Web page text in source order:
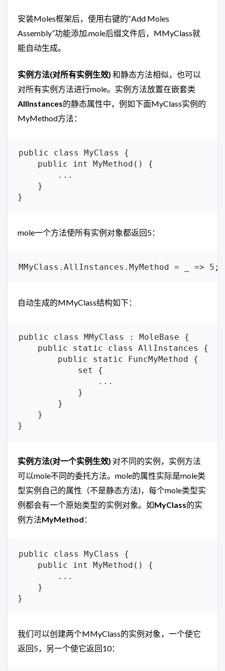
安装Moles框架后，使用右键的“Add Moles
Assembly”功能添加.mole后缀文件后，MMyClass就
能自动生成。
实例方法(对所有实例生效) 和静态方法相似，也可以
对所有实例方法进行mole。实例方法放置在嵌套类
AllInstances的静态属性中，例如下面MyClass实例的
MyMethod方法：
public class MyClass {
    public int MyMethod() {
        ...
    }
mole一个方法使所有实例对象都返回5：
自动生成的MMyClass结构如下：
public class MMyClass : MoleBase {
    public static class AllInstances {
        public static FuncMyMethod {
            set {
                ...
            }
        }
    }
实例方法(对一个实例生效) 对不同的实例，实例方法
可以mole不同的委托方法。mole的属性实际是mole类
型实例自己的属性（不是静态方法)，每个mole类型实
例都会有一个原始类型的实例对象。如MyClass的实
例方法MyMethod ：
public class MyClass {
    public int MyMethod() {
        ...
    }
我们可以创建两个MMyClass的实例对象，一个使它
返回5，另一个使它返回10：